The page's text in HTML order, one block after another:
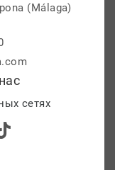
(Málaga)
сетях